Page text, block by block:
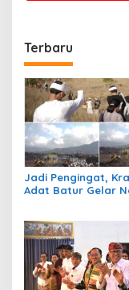
Terbaru
Jadi Pengingat,
Adat Batur Gelar